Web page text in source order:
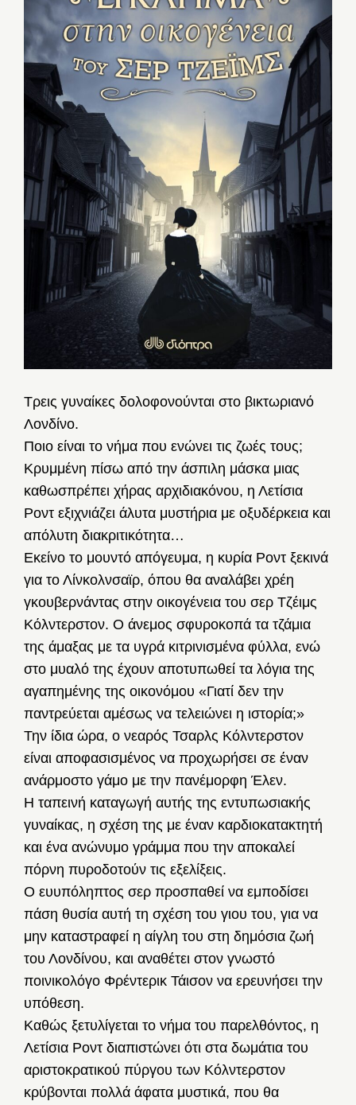
Τρεις γυναίκες δολοφονούνται στο βικτωριανό
Λονδίνο.
Ποιο είναι το νήμα που ενώνει τις ζωές τους;
Κρυμμένη πίσω από την άσπιλη μάσκα μιας
καθωσπρέπει χήρας αρχιδιακόνου, η Λετίσια
Ροντ εξιχνιάζει άλυτα μυστήρια με οξυδέρκεια και
απόλυτη διακριτικότητα…
Εκείνο το μουντό απόγευμα, η κυρία Ροντ ξεκινά
για το Λίνκολν­σαϊρ, όπου θα αναλάβει χρέη
γκουβερνάντας στην οικογένεια του σερ Τζέιμς
Κόλντερστον. Ο άνεμος σφυροκοπά τα τζάμια
της άμαξας με τα υγρά κιτρινισμένα φύλλα, ενώ
στο μυαλό της έχουν αποτυπωθεί τα λόγια της
αγαπημένης της οικονόμου «Γιατί δεν την
παντρεύεται αμέσως να τελειώνει η ιστορία;»
Την ίδια ώρα, ο νεαρός Τσαρλς Κόλντερστον
είναι αποφασισμένος να προχωρήσει σε έναν
ανάρμοστο γάμο με την πανέμορφη Έλεν.
Η ταπεινή καταγωγή αυτής της εντυπωσιακής
γυναίκας, η σχέση της με έναν καρδιοκατακτητή
και ένα ανώνυμο γράμμα που την αποκαλεί
πόρνη πυροδοτούν τις εξελίξεις.
Ο ευυπόληπτος σερ προσπαθεί να εμποδίσει
πάση θυσία αυτή τη σχέση του γιου του, για να
μην καταστραφεί η αίγλη του στη δημόσια ζωή
του Λονδίνου, και αναθέτει στον γνωστό
ποινικολόγο Φρέντερικ Τάισον να ερευνήσει την
υπόθεση.
Καθώς ξετυλίγεται το νήμα του παρελθόντος, η
Λετίσια Ροντ διαπιστώνει ότι στα δωμάτια του
αριστοκρατικού πύργου των Κόλντερστον
κρύβονται πολλά άφατα μυστικά, που θα